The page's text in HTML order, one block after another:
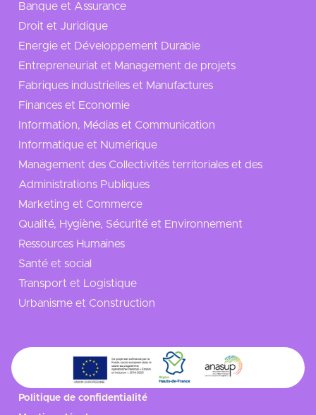
Banque et Assurance
Droit et Juridique
Energie et Développement Durable
Entrepreneuriat et Management de projets
Fabriques industrielles et Manufactures
Finances et Economie
Information, Médias et Communication
Informatique et Numérique
Management des Collectivités territoriales et des
Administrations Publiques
Marketing et Commerce
Qualité, Hygiène, Sécurité et Environnement
Ressources Humaines
Santé et social
Transport et Logistique
Urbanisme et Construction
Politique de confidentialité